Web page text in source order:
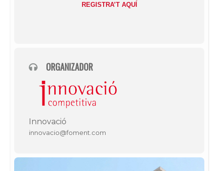
REGISTRA’T AQUÍ
ORGANIZADOR
Innovació
innovacio@foment.com